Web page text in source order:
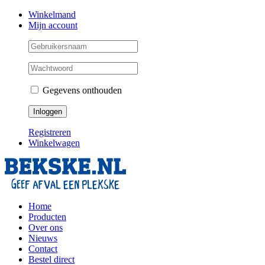
Skip
Facebook
Instagram
TwitterWinkelmand
Mijn account
Gegevens onthouden
Registreren
Winkelwagen
Home
Producten
Over ons
Nieuws
Contact
Bestel direct